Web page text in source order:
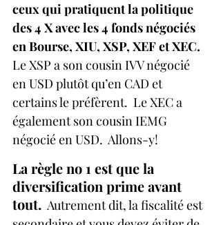
ceux qui pratiquent la politique
des 4 X avec les 4 fonds négociés
en Bourse, XIU, XSP, XEF et XEC.
Le XSP a son cousin IVV négocié
en USD plutôt qu’en CAD et
certains le préfèrent.  Le XEC a
également son cousin IEMG
négocié en USD.  Allons-y!
La règle no 1 est que la
diversification prime avant
tout. Autrement dit, la fiscalité est